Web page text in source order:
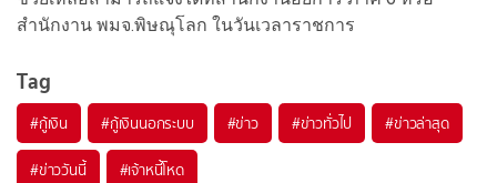
สำนักงาน พมจ.พิษณุโลก ในวันเวลาราชการ
Tag
#กู้เงิน #กู้เงินนอกระบบ #ข่าว #ข่าวทั่วไป #ข่าวล่าสุด
#ข่าววันนี้ #เจ้าหนี้โหด